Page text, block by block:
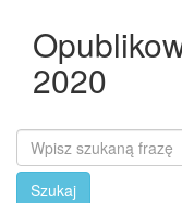
2020
Szukaj